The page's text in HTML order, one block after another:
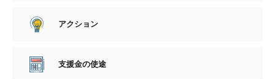
アクション
支援金の使途